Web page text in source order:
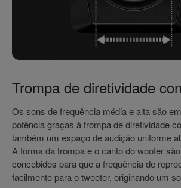
Trompa de diretividade
Os sons de frequência média e alta são
potência graças à trompa de diretividade
também um espaço de audição uniforme
A forma da trompa e o canto do woofer
concebidos para que a frequência de
facilmente para o tweeter, originando um